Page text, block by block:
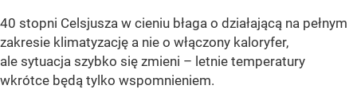
40 stopni Celsjusza w cieniu błaga o działającą na pełnym
zakresie klimatyzację a nie o włączony kaloryfer,
ale sytuacja szybko się zmieni – letnie temperatury
wkrótce będą tylko wspomnieniem.